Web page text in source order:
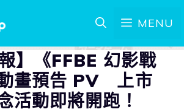
MENU
】《FFBE 幻影戰
畫預告 PV 上市
活動即將開跑！